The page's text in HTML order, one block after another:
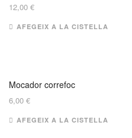
12,00 €
AFEGEIX A LA CISTELLA
Mocador correfoc
6,00 €
AFEGEIX A LA CISTELLA